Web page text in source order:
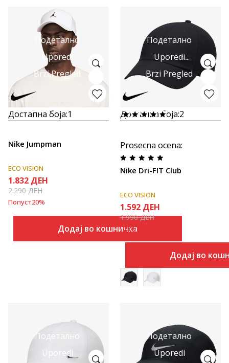
Подетално
Uporedi
Brzi Pregled
Достапна боја:1
Nike Jumpman
ECO VISION
1.832 ДЕН
2.290ДЕН
Попуст20%
Додај во кошничка
Подетално
Uporedi
Brzi Pregled
Достапна боја:2
Prosecna ocena:
Nike Dri-FIT Club
ECO VISION
1.592 ДЕН
1.990ДЕН
Попуст
Додај во
Подетално
Uporedi
Подетално
Uporedi